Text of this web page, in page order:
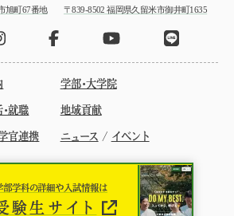
旭町67番地
〒839-8502 福岡県久留米市御井町1635
学部・大学院
就職 地域貢献
官連携 ニュース / イベント
部学科の詳細や入試情報は
験生サイト